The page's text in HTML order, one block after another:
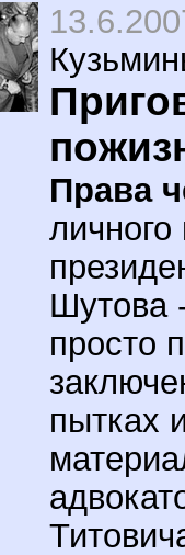
Права
Шутова
просто
пытках